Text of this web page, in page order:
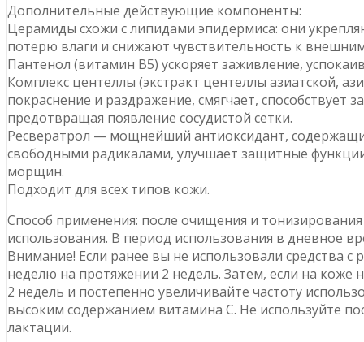
Дополнительные действующие компоненты:
Церамиды схожи с липидами эпидермиса: они
потерю влаги и снижают чувствительность к
Пантенол (витамин B5) ускоряет заживление,
Комплекс центеллы (экстракт центеллы азиатской,
покраснение и раздражение, смягчает,
предотвращая появление сосудистой сетки.
Ресвератрол — мощнейший антиоксидант,
свободными радикалами, улучшает защитные
морщин.
Подходит для всех типов кожи.
Способ применения: после очищения и
использования. В период использования в дневное
Внимание! Если ранее вы не использовали средства
неделю на протяжении 2 недель. Затем, если на коже
2 недель и постепенно увеличивайте частоту
высоким содержанием витамина C. Не используйте
лактации.